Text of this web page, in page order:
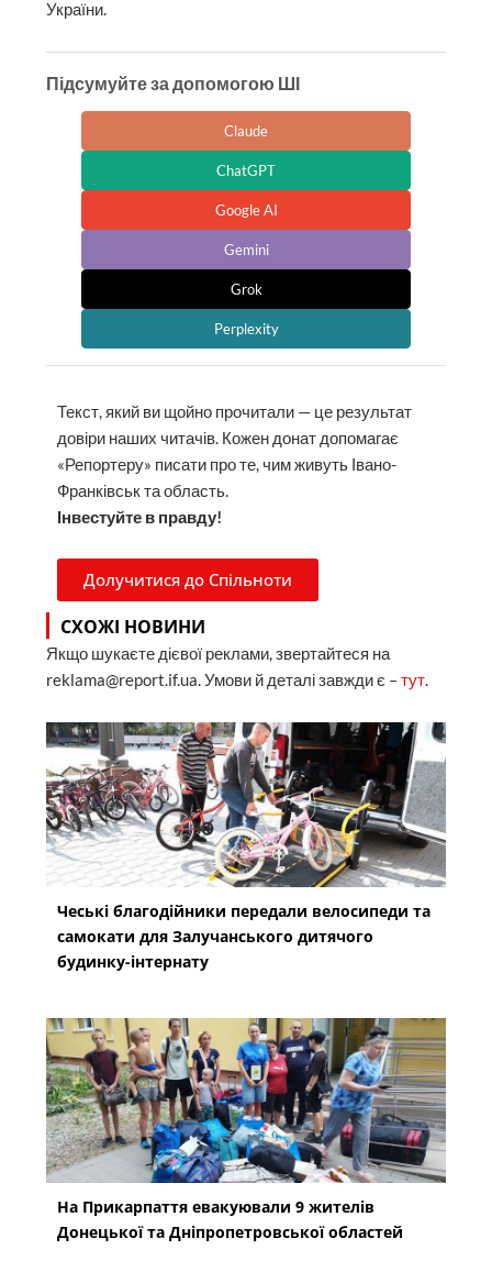
України.
Підсумуйте за допомогою ШІ
Claude
ChatGPT
Google AI
Gemini
Grok
Perplexity
Текст, який ви щойно прочитали — це результат
довіри наших читачів. Кожен донат допомагає
«Репортеру» писати про те, чим живуть Івано-
Франківськ та область.
Інвестуйте в правду!
Долучитися до Спільноти
СХОЖІ НОВИНИ
Якщо шукаєте дієвої реклами, звертайтеся на
reklama@report.if.ua. Умови й деталі завжди є –тут.
Чеські благодійники передали велосипеди та
самокати для Залучанського дитячого
будинку-інтернату
На Прикарпаття евакуювали 9 жителів
Донецької та Дніпропетровської областей